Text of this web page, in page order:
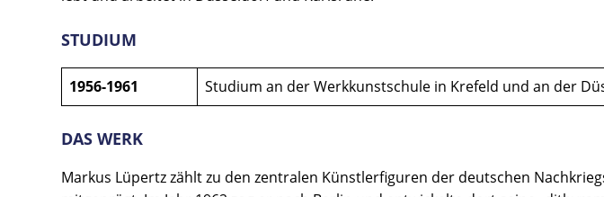
STUDIUM
1956-1961 Studium an der Werkkunstschule in Krefeld und an der
DAS WERK
Markus Lüpertz zählt zu den zentralen Künstlerfiguren der deutschen